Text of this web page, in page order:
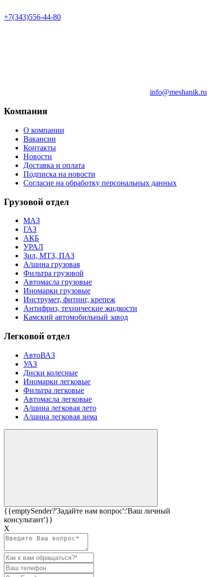
+7(343)556-44-80
info@meshanik.ru
Компания
О компании
Вакансии
Контакты
Новости
Доставка и оплата
Подписка на новости
Согласие на обработку персональных данных
Грузовой отдел
МАЗ
ГАЗ
АКБ
УРАЛ
Зил, МТЗ, ПАЗ
А/шина грузовая
Фильтра грузовой
Автомасла грузовые
Иномарки грузовые
Инструмет, фитинг, крепеж
Антифриз, технические жидкости
Камский автомобильный завод
Легковой отдел
АвтоВАЗ
УАЗ
Диски колесные
Иномарки легковые
Фильтра легковые
Автомасла легковые
А/шина легковая лето
А/шина легковая зима
{{emptySender?'Задайте нам вопрос':'Ваш личный
консультант'}}
Х